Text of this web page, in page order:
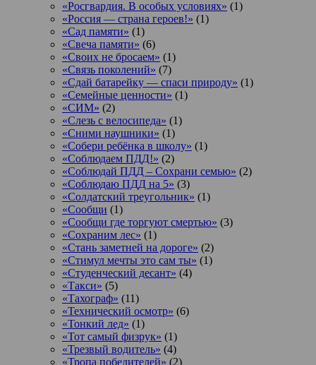
«Росгвардия. В особых условиях» (1)
«Россия — страна героев!» (1)
«Сад памяти» (1)
«Свеча памяти» (6)
«Своих не бросаем» (1)
«Связь поколений» (7)
«Сдай батарейку — спаси природу» (1)
«Семейные ценности» (1)
«СИМ» (2)
«Слезь с велосипеда» (1)
«Сними наушники» (1)
«Собери ребёнка в школу» (1)
«Соблюдаем ПДД!» (2)
«Соблюдай ПДД – Сохрани семью» (2)
«Соблюдаю ПДД на 5» (3)
«Солдатский треугольник» (1)
«Сообщи (1)
«Сообщи где торгуют смертью» (3)
«Сохраним лес» (1)
«Стань заметней на дороге» (2)
«Стимул мечты это сам ты» (1)
«Студенческий десант» (4)
«Такси» (5)
«Тахограф» (11)
«Технический осмотр» (6)
«Тонкий лед» (1)
«Тот самый физрук» (1)
«Трезвый водитель» (4)
«Тропа победителей» (2)